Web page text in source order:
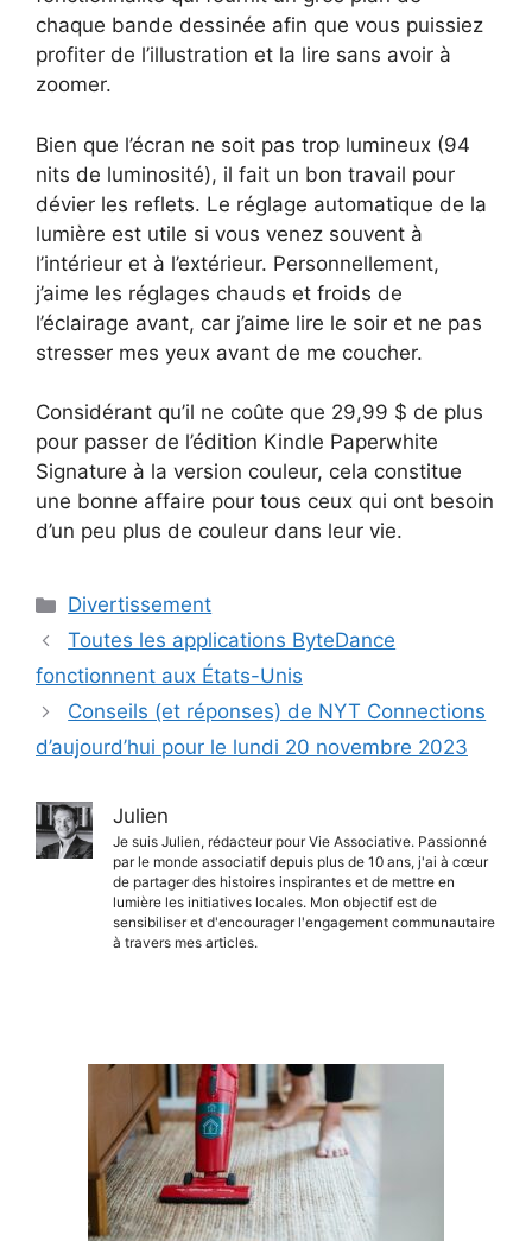
chaque bande dessinée afin que vous puissiez
profiter de l’illustration et la lire sans avoir à
zoomer.
Bien que l’écran ne soit pas trop lumineux (94
nits de luminosité), il fait un bon travail pour
dévier les reflets. Le réglage automatique de la
lumière est utile si vous venez souvent à
l’intérieur et à l’extérieur. Personnellement,
j’aime les réglages chauds et froids de
l’éclairage avant, car j’aime lire le soir et ne pas
stresser mes yeux avant de me coucher.
Considérant qu’il ne coûte que 29,99 $ de plus
pour passer de l’édition Kindle Paperwhite
Signature à la version couleur, cela constitue
une bonne affaire pour tous ceux qui ont besoin
d’un peu plus de couleur dans leur vie.
Catégories
Divertissement
Toutes les applications ByteDance
fonctionnent aux États-Unis
Conseils (et réponses) de NYT Connections
d’aujourd’hui pour le lundi 20 novembre 2023
Julien
Je suis Julien, rédacteur pour Vie Associative. Passionné
par le monde associatif depuis plus de 10 ans, j'ai à cœur
de partager des histoires inspirantes et de mettre en
lumière les initiatives locales. Mon objectif est de
sensibiliser et d'encourager l'engagement communautaire
à travers mes articles.